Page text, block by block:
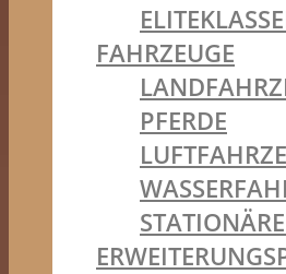
FAHRZEUGE
PFERDE